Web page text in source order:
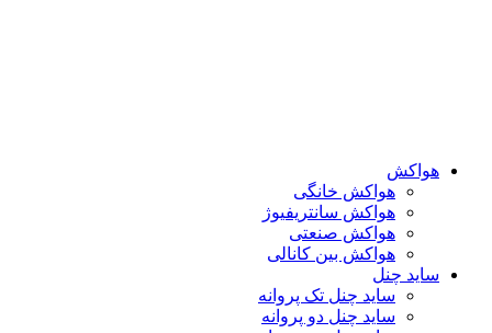
هواکش
هواکش خانگی
هواکش سانتریفیوژ
هواکش صنعتی
هواکش بین کانالی
ساید چنل
ساید چنل تک پروانه
ساید چنل دو پروانه